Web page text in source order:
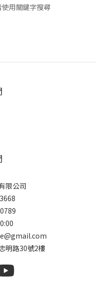
用關鍵字搜尋
限公司
明路30號2樓